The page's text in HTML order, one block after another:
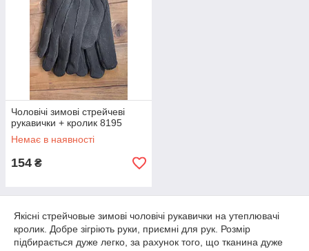
Чоловічі зимові стрейчеві
рукавички + кролик 8195
Немає в наявності
154 ₴
Якісні стрейчовые зимові чоловічі рукавички на утеплювачі
кролик. Добре зігріють руки, приємні для рук. Розмір
підбирається дуже легко, за рахунок того, що тканина дуже